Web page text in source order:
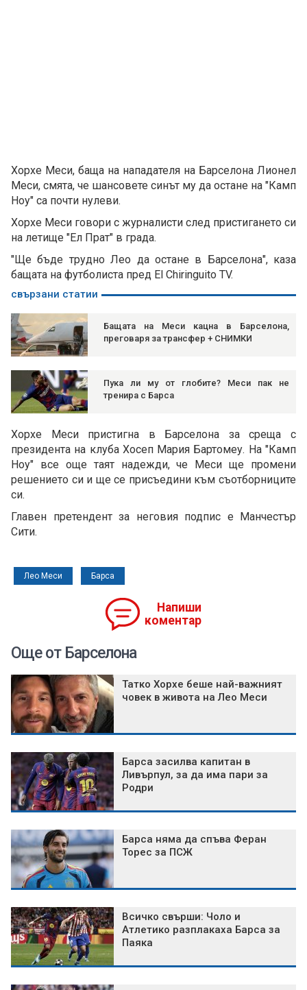
Хорхе Меси, баща на нападателя на Барселона Лионел
Меси, смята, че шансовете синът му да остане на "Камп
Ноу" са почти нулеви.
Хорхе Меси говори с журналисти след пристигането си
на летище "Ел Прат" в града.
"Ще бъде трудно Лео да остане в Барселона", каза
бащата на футболиста пред El Chiringuito TV.
свързани статии
Бащата на Меси кацна в Барселона,
преговаря за трансфер + СНИМКИ
Пука ли му от глобите? Меси пак не
тренира с Барса
Хорхе Меси пристигна в Барселона за среща с
президента на клуба Хосеп Мария Бартомеу. На "Камп
Ноу" все още таят надежди, че Меси ще промени
решението си и ще се присъедини към съотборниците
си.
Главен претендент за неговия подпис е Манчестър
Сити.
Лео Меси Барса
Напиши
коментар
Още от Барселона
Татко Хорхе беше най-важният
човек в живота на Лео Меси
Барса засилва капитан в
Ливърпул, за да има пари за
Родри
Барса няма да спъва Феран
Торес за ПСЖ
Всичко свърши: Чоло и
Атлетико разплакаха Барса за
Паяка